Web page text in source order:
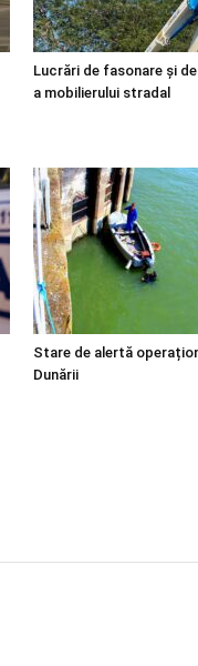
Lucrări de fasonare și
a mobilierului stradal
Stare de alertă
Dunării